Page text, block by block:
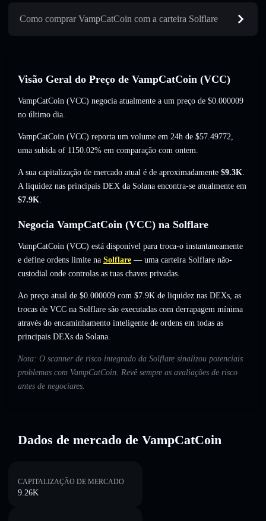
Como comprar VampCatCoin com a carteira Solflare
Visão Geral do Preço de VampCatCoin (VCC)
VampCatCoin (VCC) negocia atualmente a um preço de $0.000009
no último dia.
VampCatCoin (VCC) reporta um volume em 24h de $57.49772,
uma subida of 1150.02% em comparação com ontem.
A sua capitalização de mercado atual é de aproximadamente $9.3K.
A liquidez nas principais DEX da Solana encontra-se atualmente em
$7.9K.
Negocia VampCatCoin (VCC) na Solflare
VampCatCoin (VCC) está disponível para troca-o instantaneamente
e define ordens limite na Solflare — uma carteira Solflare não-
custodial onde controlas as tuas chaves privadas.
Ao preço atual de $0.000009 com $7.9K de liquidez nas DEXs, as
trocas de VCC na Solflare são executadas com derrapagem mínima
através do encaminhamento inteligente de ordens em todas as
principais DEXs da Solana.
Nota: O scanner de risco integrado da Solflare sinalizou potenciais
problemas com VampCatCoin. Revê sempre as avaliações de risco
antes de negociares.
Dados de mercado de VampCatCoin
CAPITALIZAÇÃO DE MERCADO
9.26K